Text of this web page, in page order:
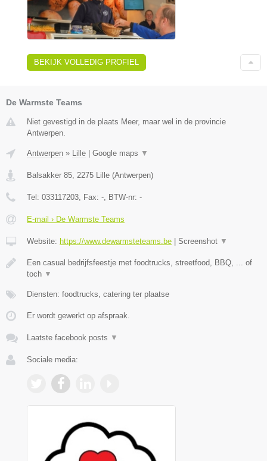
BEKIJK VOLLEDIG PROFIEL
De Warmste Teams
Niet gevestigd in de plaats Meer, maar wel in de provincie
Antwerpen.
Antwerpen » Lille Google maps ▼
Balsakker 85, 2275 Lille (Antwerpen)
Tel: 033117203, Fax: -, BTW-nr: -
E-mail › De Warmste Teams
Website: https://www.dewarmsteteams.be Screenshot ▼
Een casual bedrijfsfeestje met foodtrucks, streetfood, BBQ, ... of
toch ▼
Diensten: foodtrucks, catering ter plaatse
Er wordt gewerkt op afspraak.
Laatste facebook posts ▼
Sociale media: